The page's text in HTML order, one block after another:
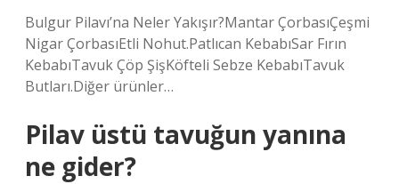
Bulgur Pilavı’na Neler Yakışır?Mantar ÇorbasıÇeşmi
Nigar ÇorbasıEtli Nohut.Patlıcan KebabıSar Fırın
KebabıTavuk Çöp ŞişKöfteli Sebze KebabıTavuk
Butları.Diğer ürünler…
Pilav üstü tavuğun yanına
ne gider?